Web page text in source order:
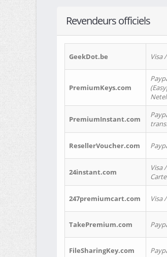
Revendeurs officiels
GeekDot.be Visa
PremiumKeys.com
PremiumInstant.com
ResellerVoucher.com
24instant.com
Visa
247premiumcart.com Visa
TakePremium.com
FileSharingKey.com